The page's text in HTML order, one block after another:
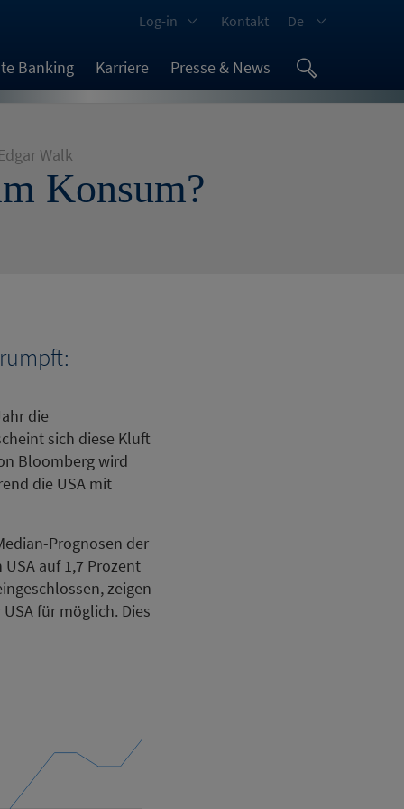
Banking Karriere Presse & News
Log-in Kontakt De
Walk
Konsum?
die
sich diese Kluft
Bloomberg wird
die USA mit
Prognosen der
auf 1,7 Prozent
zeigen
für möglich. Dies